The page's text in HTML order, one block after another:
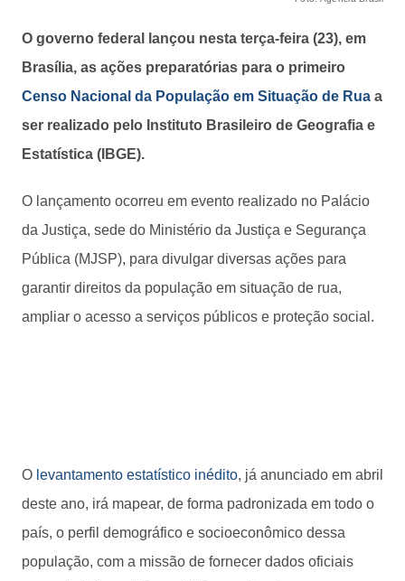
O governo federal lançou nesta terça-feira (23), em
Brasília, as ações preparatórias para o primeiro
Censo Nacional da População em Situação de Rua a
ser realizado pelo Instituto Brasileiro de Geografia e
Estatística (IBGE).
O lançamento ocorreu em evento realizado no Palácio
da Justiça, sede do Ministério da Justiça e Segurança
Pública (MJSP), para divulgar diversas ações para
garantir direitos da população em situação de rua,
ampliar o acesso a serviços públicos e proteção social.
O levantamento estatístico inédito, já anunciado em abril
deste ano, irá mapear, de forma padronizada em todo o
país, o perfil demográfico e socioeconômico dessa
população, com a missão de fornecer dados oficiais